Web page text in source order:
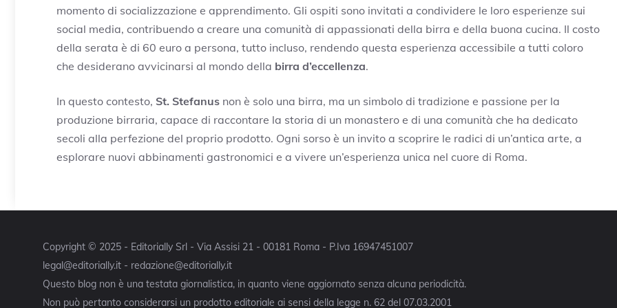
momento di socializzazione e apprendimento. Gli ospiti sono invitati a condividere le loro esperienze sui
social media, contribuendo a creare una comunità di appassionati della birra e della buona cucina. Il costo
della serata è di 60 euro a persona, tutto incluso, rendendo questa esperienza accessibile a tutti coloro
che desiderano avvicinarsi al mondo della birra d’eccellenza.
In questo contesto, St. Stefanus non è solo una birra, ma un simbolo di tradizione e passione per la
produzione birraria, capace di raccontare la storia di un monastero e di una comunità che ha dedicato
secoli alla perfezione del proprio prodotto. Ogni sorso è un invito a scoprire le radici di un’antica arte, a
esplorare nuovi abbinamenti gastronomici e a vivere un’esperienza unica nel cuore di Roma.
Copyright © 2025 - Editorially Srl - Via Assisi 21 - 00181 Roma - P.Iva 16947451007
legal@editorially.it - redazione@editorially.it
Questo blog non è una testata giornalistica, in quanto viene aggiornato senza alcuna periodicità.
Non può pertanto considerarsi un prodotto editoriale ai sensi della legge n. 62 del 07.03.2001